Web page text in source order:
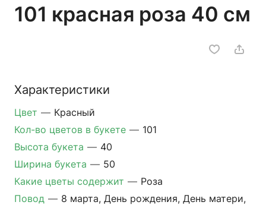
101 красная роза 40 см
Характеристики
Цвет — Красный
Кол-во цветов в букете — 101
Высота букета — 40
Ширина букета — 50
Какие цветы содержит — Роза
Повод — 8 марта, День рождения, День матери,